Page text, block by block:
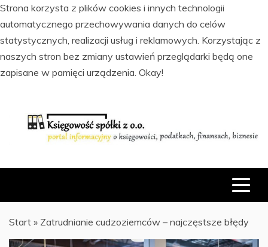
Strona korzysta z plików cookies i innych technologii
automatycznego przechowywania danych do celów
statystycznych, realizacji usług i reklamowych. Korzystając z
naszych stron bez zmiany ustawień przeglądarki będą one
zapisane w pamięci urządzenia. Okay!
FINANSACH I BIZNESIE
Start » Zatrudnianie cudzoziemców – najczęstsze błędy